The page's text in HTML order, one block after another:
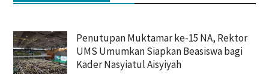
Penutupan Muktamar ke-15 NA, Rektor
UMS Umumkan Siapkan Beasiswa bagi
Kader Nasyiatul Aisyiyah